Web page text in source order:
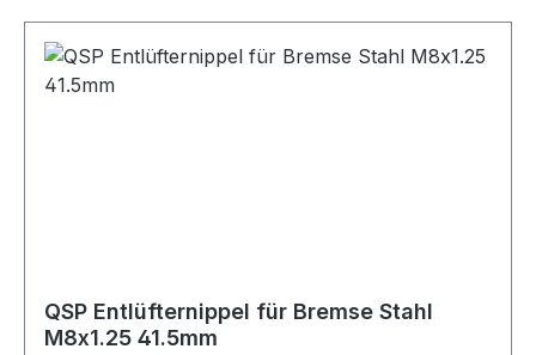
und Projektfahrzeuge
QSP Entlüfternippel für Bremse Stahl
M8x1.25 41.5mm